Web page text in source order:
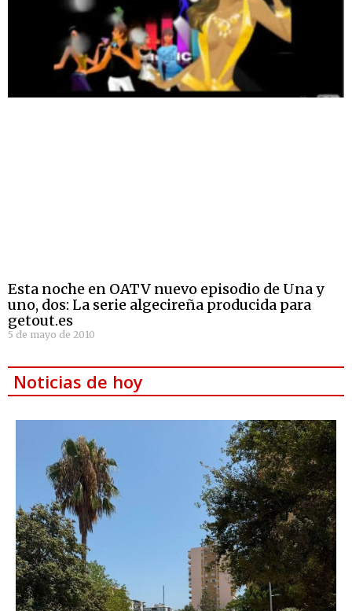
Esta noche en OATV nuevo episodio de Una y
uno, dos: La serie algecireña producida para
getout.es
5 de mayo de 2010
Noticias de hoy